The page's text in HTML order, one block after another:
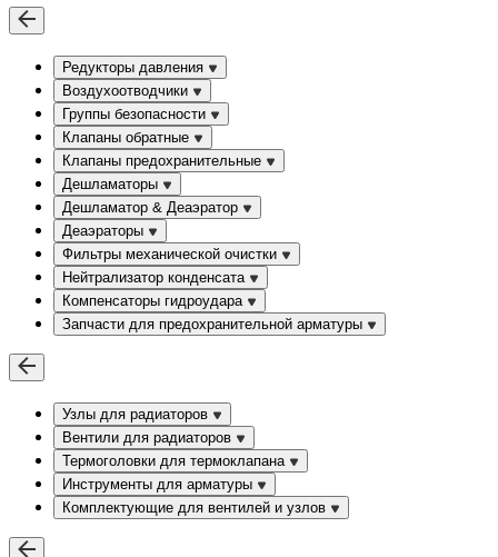
Редукторы давления
Воздухоотводчики
Группы безопасности
Клапаны обратные
Клапаны предохранительные
Дешламаторы
Дешламатор & Деаэратор
Деаэраторы
Фильтры механической очистки
Нейтрализатор конденсата
Компенсаторы гидроудара
Запчасти для предохранительной арматуры
Узлы для радиаторов
Вентили для радиаторов
Термоголовки для термоклапана
Инструменты для арматуры
Комплектующие для вентилей и узлов